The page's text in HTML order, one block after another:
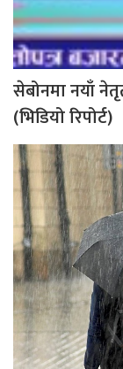
सेबोनमा नयाँ
(भिडियो रिपोर्ट)